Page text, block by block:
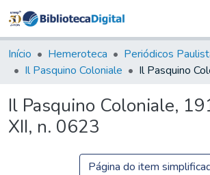
&
Coleções
Tudo na
Digital
Início Hemeroteca
Periódicos
Il Pasquino Coloniale
Il Pasquino Coloniale,
XII, n. 0623
Página do item